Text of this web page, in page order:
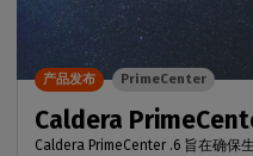
Caldera
Caldera PrimeCenter .6 旨在确保
产品发布 PrimeCenter